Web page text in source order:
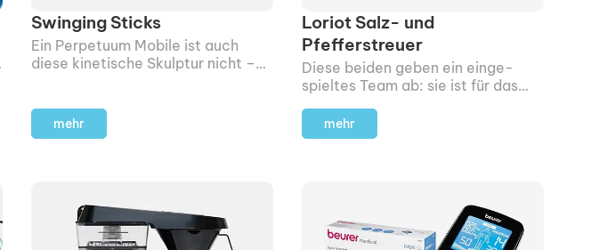
Swinging Sticks
Ein Perpetuum Mobile ist auch
diese kinetische Skulptur nicht –
mehr
Loriot Salz- und
Pfefferstreuer
Diese beiden geben ein einge­
spieltes Team ab: sie ist für das
mehr